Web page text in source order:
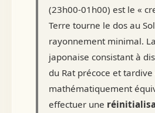
(23h00-01h00) est le «
Terre tourne le dos au
rayonnement minimal.
japonaise consistant à
du Rat précoce et tardive
mathématiquement
effectuer une